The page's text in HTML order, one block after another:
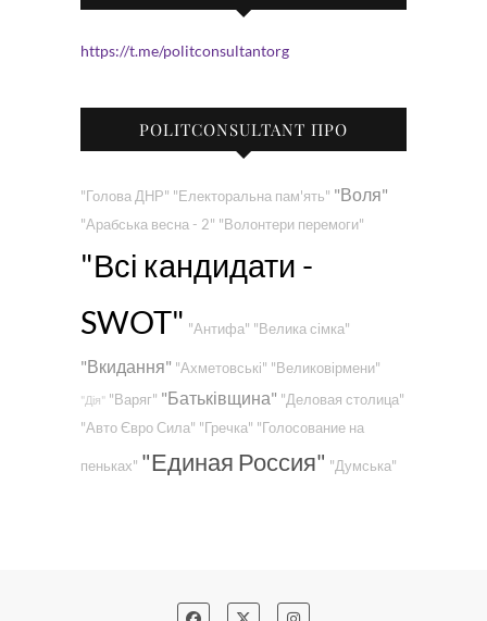
https://t.me/politconsultantorg
POLITCONSULTANT ПРО
"Голова ДНР" "Електоральна пам'ять" "Воля"
"Арабська весна - 2" "Волонтери перемоги"
"Всі кандидати -
SWOT" "Антифа" "Велика сімка"
"Вкидання" "Ахметовські" "Великовірмени"
"Дія" "Варяг" "Батьківщина" "Деловая столица"
"Авто Євро Сила" "Гречка" "Голосование на
пеньках" "Единая Россия" "Думська"